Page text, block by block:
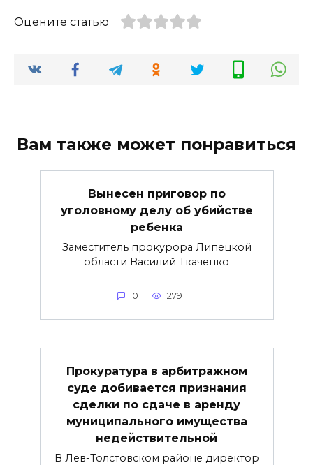
Оцените статью
Вам также может понравиться
Вынесен приговор по
уголовному делу об убийстве
ребенка
Заместитель прокурора Липецкой
области Василий Ткаченко
0 279
Прокуратура в арбитражном
суде добивается признания
сделки по сдаче в аренду
муниципального имущества
недействительной
В Лев-Толстовском районе директор